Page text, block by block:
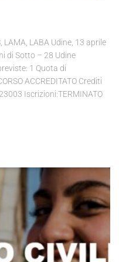
LAMA, LABA Udine, 13 aprile
di Sotto – 28 Udine
1 Quota di
ACCREDITATO Crediti
Iscrizioni:TERMINATO